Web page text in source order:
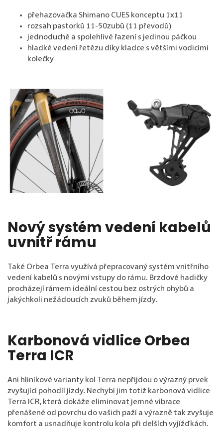
přehazovačka Shimano CUES konceptu 1x11
rozsah pastorků 11-50zubů (11 převodů)
jednoduché a spolehlivé řazení s jedinou páčkou
hladké vedení řetězu díky kladce s většími vodicími
kolečky
Nový systém vedení kabelů
uvnitř rámu
Také Orbea Terra využívá přepracovaný systém vnitřního
vedení kabelů s novými vstupy do rámu. Brzdové hadičky
procházejí rámem ideální cestou bez ostrých ohybů a
jakýchkoli nežádoucích zvuků během jízdy.
Karbonová vidlice Orbea
Terra ICR
Ani hliníkové varianty kol Terra nepřijdou o výrazný prvek
zvyšující pohodlí jízdy. Nechybí jim totiž karbonová vidlice
Terra ICR, která dokáže eliminovat jemné vibrace
přenášené od povrchu do vašich paží a výrazně tak zvyšuje
komfort a usnadňuje kontrolu kola při delších vyjížďkách.